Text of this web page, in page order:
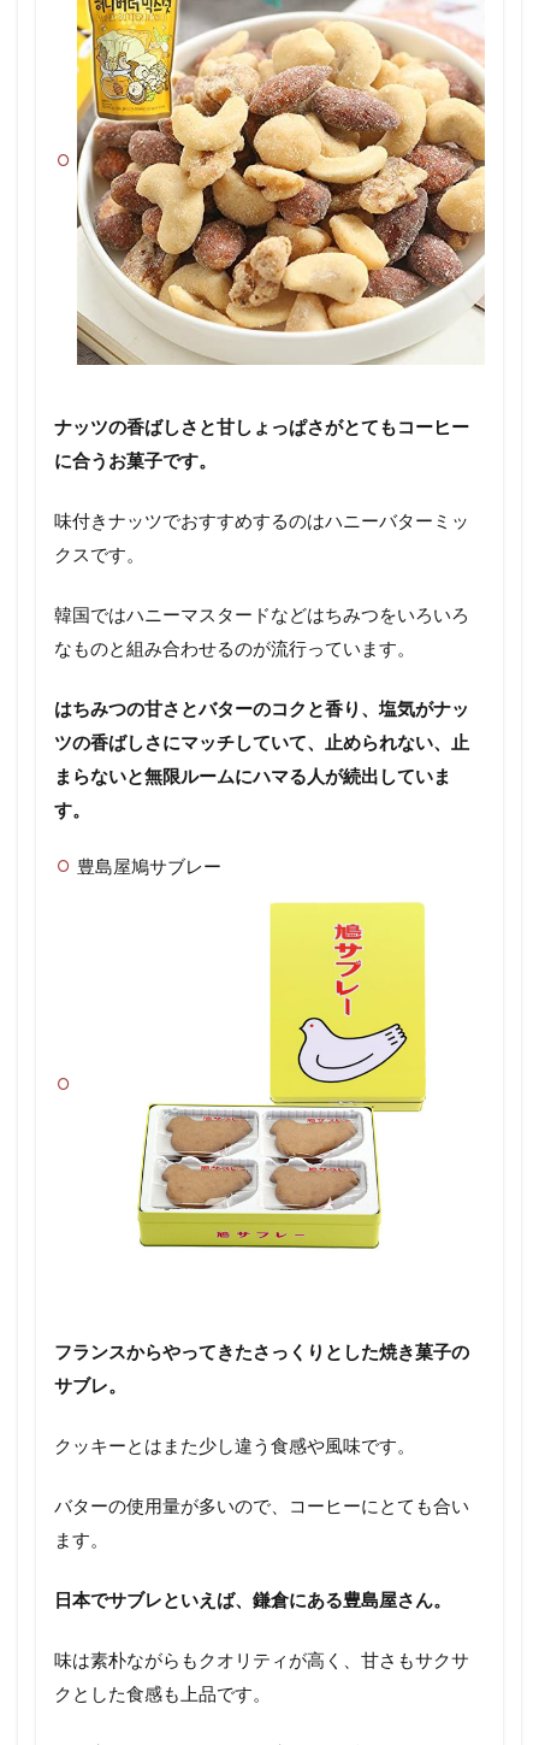
ナッツの香ばしさと甘しょっぱさがとてもコーヒー
に合うお菓子です。
味付きナッツでおすすめするのはハニーバターミッ
クスです。
韓国ではハニーマスタードなどはちみつをいろいろ
なものと組み合わせるのが流行っています。
はちみつの甘さとバターのコクと香り、塩気がナッ
ツの香ばしさにマッチしていて、止められない、止
まらないと無限ルームにハマる人が続出していま
す。
豊島屋鳩サブレー
フランスからやってきたさっくりとした焼き菓子の
サブレ。
クッキーとはまた少し違う食感や風味です。
バターの使用量が多いので、コーヒーにとても合い
ます。
日本でサブレといえば、鎌倉にある豊島屋さん。
味は素朴ながらもクオリティが高く、甘さもサクサ
クとした食感も上品です。